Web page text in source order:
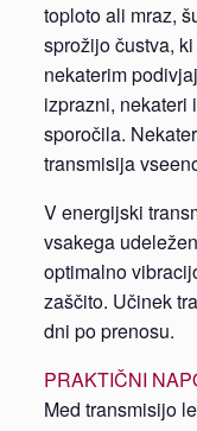
toploto ali mraz,
sprožijo čustva,
nekaterim
izprazni, nekateri
sporočila.
transmisija
V energijski
vsakega
optimalno
zaščito. Učinek
dni po prenosu.
PRAKTIČNI
Med transmisijo